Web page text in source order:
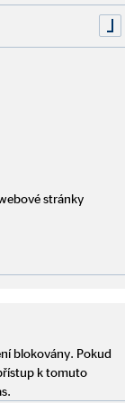
této
stránky
blokovány. Pokud
k tomuto